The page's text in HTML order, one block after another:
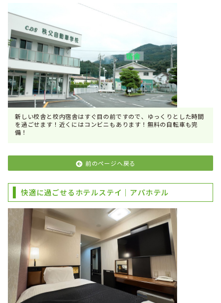
新しい校舎と校内宿舎はすぐ目の前ですので、ゆっくりとした時間
を過ごせます！近くにはコンビニもあります！無料の自転車も完
備！
前のページへ戻る
快適に過ごせるホテルステイ｜アパホテル